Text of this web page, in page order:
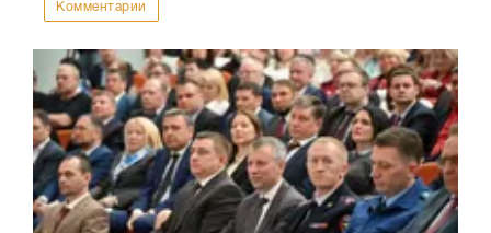
Комментарии